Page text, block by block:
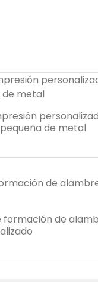
de metal
formación de